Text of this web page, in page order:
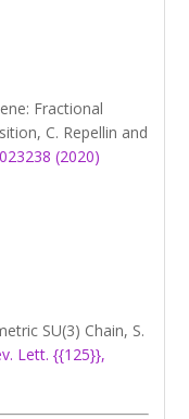
Fractional
C. Repellin and
(2020)
SU(3) Chain, S.
Lett. {{125}},